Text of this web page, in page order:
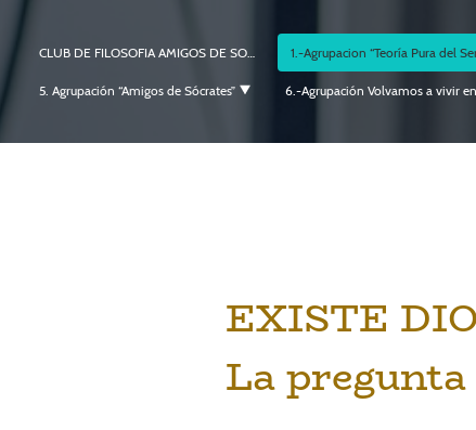
CLUB DE FILOSOFIA AMIGOS DE SOCRATES
5. Agrupación “Amigos de Sócrates”
EXISTE
La pregunta